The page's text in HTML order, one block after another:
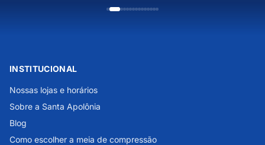
INSTITUCIONAL
Nossas lojas e horários
Sobre a Santa Apolônia
Blog
Como escolher a meia de compressão